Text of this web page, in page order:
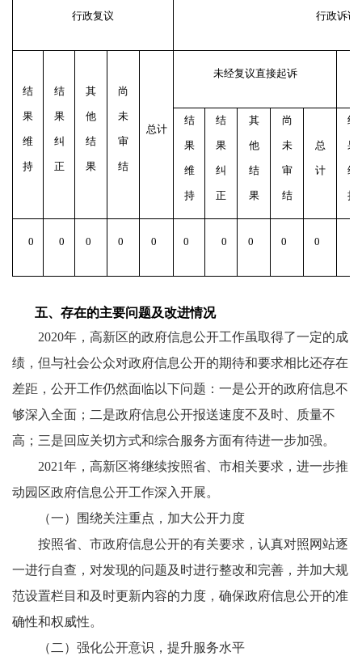
行政复议 行政诉讼
结
果
维
持
结
果
纠
正
其
他
结
果
尚
未
审
结
总计
未经复议直接起诉
结
果
维
持
结
果
纠
正
其
他
结
果
尚
未
审
结
总
计
结
果
维
持
0 0 0 0 0 0 0 0 0 0
五、存在的主要问题及改进情况
2020年，高新区的政府信息公开工作虽取得了一定的成
绩，但与社会公众对政府信息公开的期待和要求相比还存在
差距，公开工作仍然面临以下问题：一是公开的政府信息不
够深入全面；二是政府信息公开报送速度不及时、质量不
高；三是回应关切方式和综合服务方面有待进一步加强。
2021年，高新区将继续按照省、市相关要求，进一步推
动园区政府信息公开工作深入开展。
（一）围绕关注重点，加大公开力度
按照省、市政府信息公开的有关要求， 认真对照网站逐
一进行自查，对发现的问题及时进行整改和完善，并加大规
范设置栏目和及时更新内容的力度，确保政府信息公开的准
确性和权威性。
（二）强化公开意识，提升服务水平